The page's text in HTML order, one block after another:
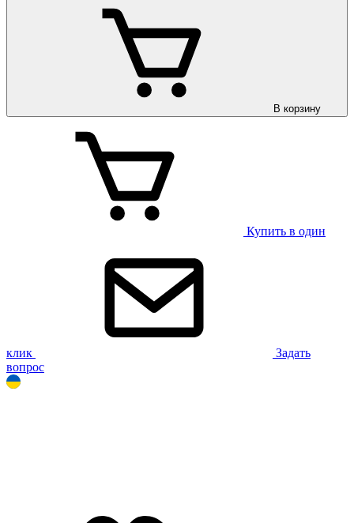
В корзину
Купить в один
клик
Задать
вопрос